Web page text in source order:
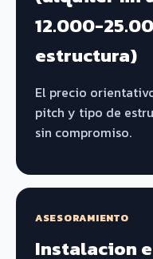
12.000-
estructura)
El precio
pitch y tipo de
sin compromiso.
ASESORAMIENTO
Instalacion